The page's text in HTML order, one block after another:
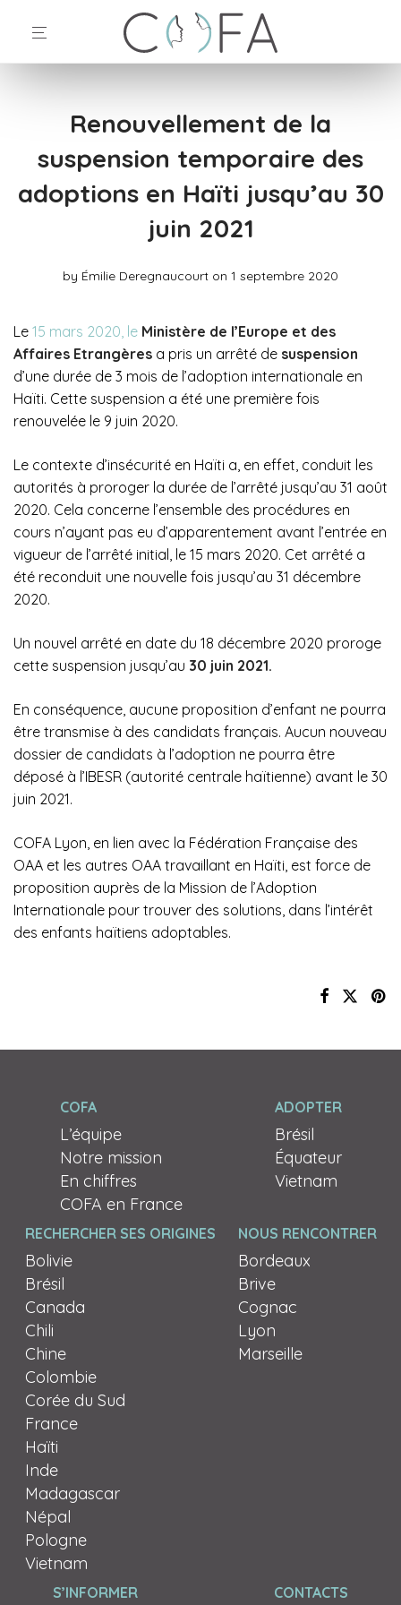
Renouvellement de la
suspension temporaire des
adoptions en Haïti jusqu’au 30
juin 2021
by Émilie Deregnaucourt on 1 septembre 2020
Le 15 mars 2020, le Ministère de l’Europe et des
Affaires Etrangères a pris un arrêté de suspension
d’une durée de 3 mois de l’adoption internationale en
Haïti. Cette suspension a été une première fois
renouvelée le 9 juin 2020.
Le contexte d’insécurité en Haïti a, en effet, conduit les
autorités à proroger la durée de l’arrêté jusqu’au 31 août
2020. Cela concerne l’ensemble des procédures en
cours n’ayant pas eu d’apparentement avant l’entrée en
vigueur de l’arrêté initial, le 15 mars 2020. Cet arrêté a
été reconduit une nouvelle fois jusqu’au 31 décembre
2020.
Un nouvel arrêté en date du 18 décembre 2020 proroge
cette suspension jusqu’au 30 juin 2021.
En conséquence, aucune proposition d’enfant ne pourra
être transmise à des candidats français. Aucun nouveau
dossier de candidats à l’adoption ne pourra être
déposé à l’IBESR (autorité centrale haïtienne) avant le 30
juin 2021.
COFA Lyon, en lien avec la Fédération Française des
OAA et les autres OAA travaillant en Haïti, est force de
proposition auprès de la Mission de l’Adoption
Internationale pour trouver des solutions, dans l’intérêt
des enfants haïtiens adoptables.
COFA
L’équipe
Notre mission
En chiffres
COFA en France
ADOPTER
Brésil
Équateur
Vietnam
RECHERCHER SES ORIGINES
Bolivie
Brésil
Canada
Chili
Chine
Colombie
Corée du Sud
France
Haïti
Inde
Madagascar
Népal
Pologne
Vietnam
NOUS RENCONTRER
Bordeaux
Brive
Cognac
Lyon
Marseille
S’INFORMER CONTACTS